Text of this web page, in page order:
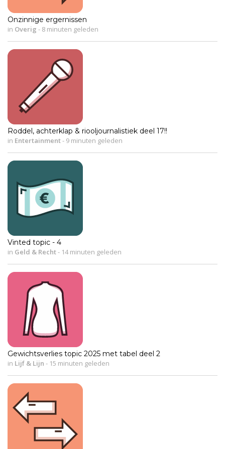
Onzinnige ergernissen
in Overig - 8 minuten geleden
Roddel, achterklap & riooljournalistiek deel 17!!
in Entertainment- 9 minuten geleden
Vinted topic - 4
in Geld & Recht- 14 minuten geleden
Gewichtsverlies topic 2025 met tabel deel 2
in Lijf & Lijn - 15 minuten geleden